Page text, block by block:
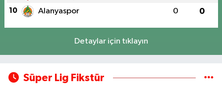
10 Alanyaspor 0 0
Detaylar için tıklayın
Süper Lig Fikstür